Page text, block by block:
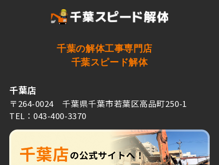
千葉の解体工事専門店
千葉スピード解体
千葉店
〒264-0024 千葉県千葉市若葉区高品町250-1
TEL：043-400-3370